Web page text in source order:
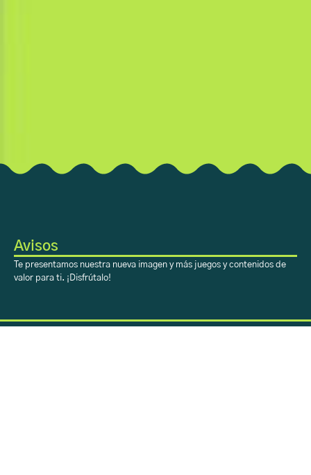
Avisos
Te presentamos nuestra nueva imagen y más juegos y contenidos de
valor para ti. ¡Disfrútalo!